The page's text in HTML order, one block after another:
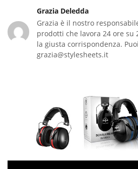
Grazia Deledda
Grazia è il nostro
prodotti che lavora 24 ore
la giusta corrispondenza.
grazia@stylesheets.it